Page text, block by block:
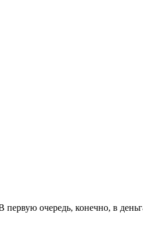
первую очередь, конечно, в